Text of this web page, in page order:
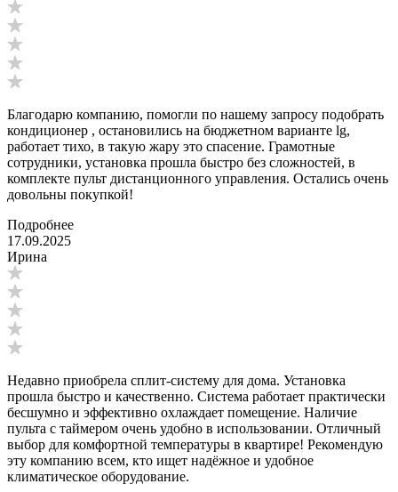
Благодарю компанию, помогли по нашему запросу подобрать
кондиционер , остановились на бюджетном варианте lg,
работает тихо, в такую жару это спасение. Грамотные
сотрудники, установка прошла быстро без сложностей, в
комплекте пульт дистанционного управления. Остались очень
довольны покупкой!
Подробнее
17.09.2025
Ирина
Недавно приобрела сплит-систему для дома. Установка
прошла быстро и качественно. Система работает практически
бесшумно и эффективно охлаждает помещение. Наличие
пульта с таймером очень удобно в использовании. Отличный
выбор для комфортной температуры в квартире! Рекомендую
эту компанию всем, кто ищет надёжное и удобное
климатическое оборудование.